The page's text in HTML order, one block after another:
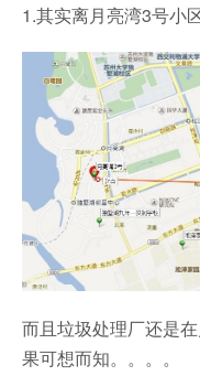
1.其实离月亮湾3号小
而且垃圾处理厂还是
果可想而知。。。。